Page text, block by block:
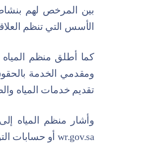
بين المرخص لهم
الأسس التي تنظم
كما أطلق منظم
ومقدمي الخدمة
تقديم خدمات المياه
وأشار منظم المياه
wr.gov.sa أو حسابات التواصل الاجتماعي.